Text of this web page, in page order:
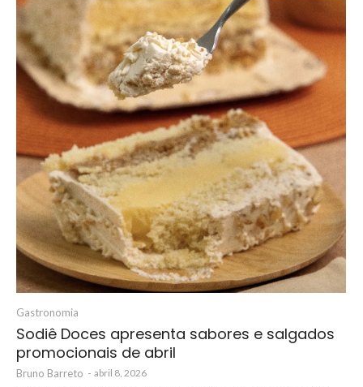
Gastronomia
Sodiê Doces apresenta sabores e salgados
promocionais de abril
Bruno Barreto - abril 8, 2026